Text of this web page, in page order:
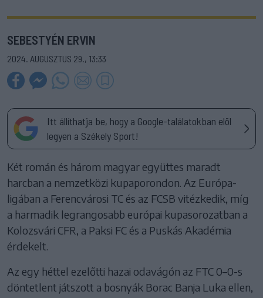
SEBESTYÉN ERVIN
2024. AUGUSZTUS 29., 13:33
Itt állíthatja be, hogy a Google-találatokban elöl
legyen a Székely Sport!
Két román és három magyar együttes maradt
harcban a nemzetközi kupaporondon. Az Európa-
ligában a Ferencvárosi TC és az FCSB vitézkedik, míg
a harmadik legrangosabb európai kupasorozatban a
Kolozsvári CFR, a Paksi FC és a Puskás Akadémia
érdekelt.
Az egy héttel ezelőtti hazai odavágón az FTC 0–0-s
döntetlent játszott a bosnyák Borac Banja Luka ellen,